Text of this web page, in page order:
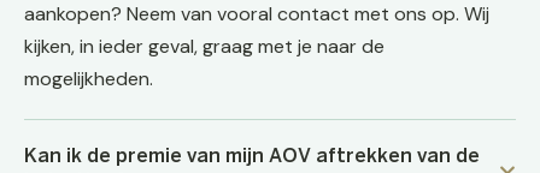
aankopen? Neem van vooral contact met ons op. Wij
kijken, in ieder geval, graag met je naar de
mogelijkheden.
Kan ik de premie van mijn AOV aftrekken van de